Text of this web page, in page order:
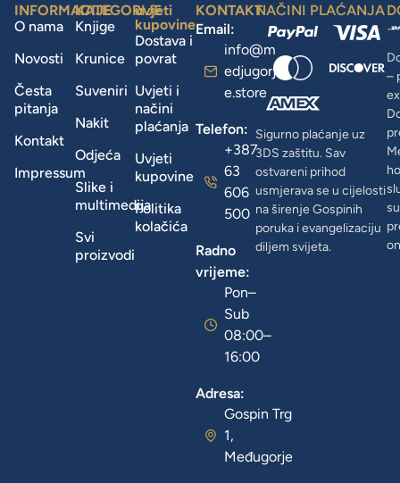
INFORMACIJE
O nama
Novosti
Česta
pitanja
Kontakt
Impressum
KATEGORIJE
Knjige
Krunice
Suveniri
Nakit
Odjeća
Slike i
multimedija
Svi
proizvodi
uvjeti
kupovine
Dostava i
povrat
Uvjeti i
načini
plaćanja
Uvjeti
kupovine
Politika
kolačića
KONTAKT
Email:
info@m
edjugorj
e.store
Telefon:
+387
63
606
500
Radno
vrijeme:
Pon–
Sub
08:00–
16:00
Adresa:
Gospin Trg
1,
Međugorje
NAČINI PLAĆANJA
Sigurno plaćanje uz
3DS zaštitu. Sav
ostvareni prihod
usmjerava se u cijelosti
na širenje Gospinih
poruka i evangelizaciju
diljem svijeta.
–